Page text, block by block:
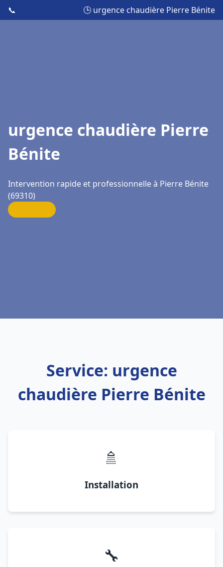
📞 🕒 urgence chaudière Pierre Bénite
urgence chaudière Pierre
Bénite
Intervention rapide et professionnelle à Pierre Bénite
(69310)
Service: urgence
chaudière Pierre Bénite
🚿
Installation
🔧